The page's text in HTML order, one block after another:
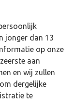
jonger dan 13
op onze
aan
en wij zullen
dergelijke
te